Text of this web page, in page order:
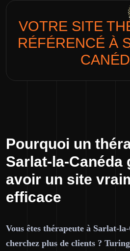
VOTRE SITE
RÉFÉRENCÉ À
Pourquoi un
Sarlat-la-Canéda
avoir un site
efficace
Vous êtes thérapeute à Sarlat-
cherchez plus de clients ?